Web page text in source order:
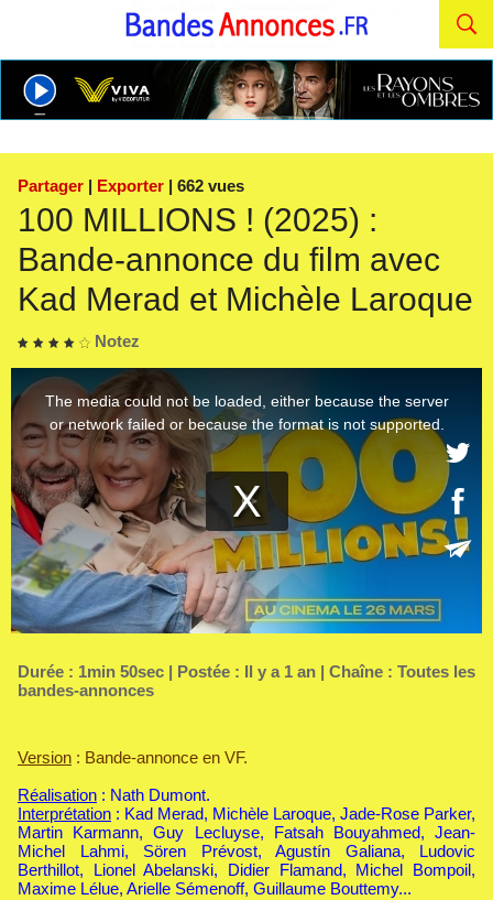
Partager | Exporter | 662 vues
100 MILLIONS ! (2025) :
Bande-annonce du film avec
Kad Merad et Michèle Laroque
Notez
Durée : 1min 50sec | Postée : Il y a 1 an | Chaîne : Toutes les
bandes-annonces
Version : Bande-annonce en VF.
Réalisation : Nath Dumont.
Interprétation : Kad Merad, Michèle Laroque, Jade-Rose Parker,
Martin Karmann, Guy Lecluyse, Fatsah Bouyahmed, Jean-
Michel Lahmi, Sören Prévost, Agustín Galiana, Ludovic
Berthillot, Lionel Abelanski, Didier Flamand, Michel Bompoil,
Maxime Lélue, Arielle Sémenoff, Guillaume Bouttemy...